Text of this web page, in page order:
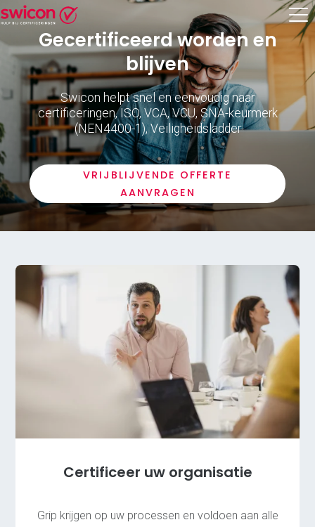
Gecertificeerd worden en
blijven
Swicon helpt snel en eenvoudig naar
certificeringen, ISO, VCA, VCU, SNA-keurmerk
(NEN4400-1), Veiligheidsladder
VRIJBLIJVENDE OFFERTE
AANVRAGEN
Certificeer uw organisatie
Grip krijgen op uw processen en voldoen aan alle